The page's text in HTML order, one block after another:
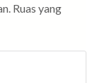
Ruas yang